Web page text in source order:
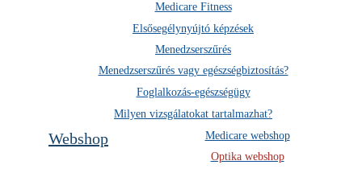
Medicare Fitness
Elsősegélynyújtó képzések
Menedzserszűrés
Menedzserszűrés vagy egészségbiztosítás?
Foglalkozás-egészségügy
Milyen vizsgálatokat tartalmazhat?
Webshop
Medicare webshop
Optika webshop